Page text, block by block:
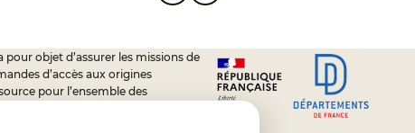
objet d’assurer les missions de
d’accès aux origines
pour l’ensemble des